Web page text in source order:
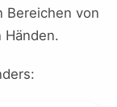
Bereichen von
Händen.